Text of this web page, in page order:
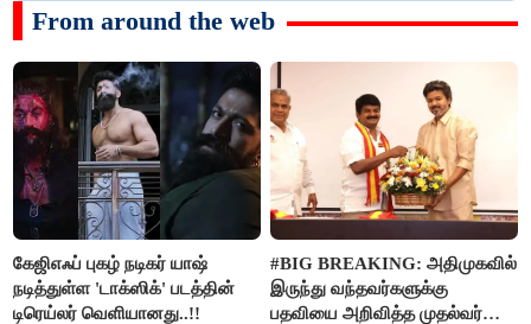
From around the web
கேஜிஎஃப் புகழ் நடிகர் யாஷ்
நடித்துள்ள 'டாக்‌ஸிக்' படத்தின்
டிரெய்லர் வெளியானது..!!
#BIG BREAKING: அதிமுகவில்
இருந்து வந்தவர்களுக்கு
பதவியை அறிவித்த முதல்வர்